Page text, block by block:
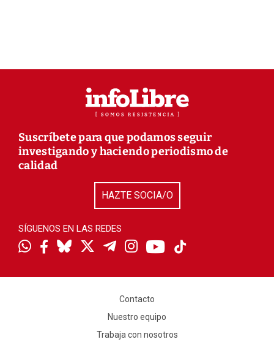
Suscríbete para que podamos seguir
investigando y haciendo periodismo de
calidad
HAZTE SOCIA/O
SÍGUENOS EN LAS REDES
Contacto
Nuestro equipo
Trabaja con nosotros